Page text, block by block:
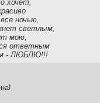
хочет,
ночью.
светлым,
мою,
ответным
- ЛЮБЛЮ!!!